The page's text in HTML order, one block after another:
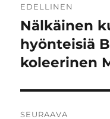
selaus
EDELLINEN
Edellinen
artikkeli:
Nälkäinen
hyönteisiä
koleerinen
SEURAAVA